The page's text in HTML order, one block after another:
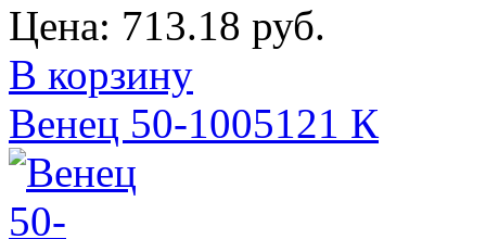
Цена: 713.18 руб.
В корзину
Венец 50-1005121 К